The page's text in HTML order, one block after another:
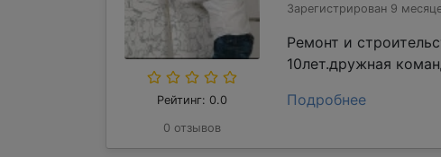
Рейтинг: 0.0
0 отзывов
Зарегистрирован 9
Ремонт и
10лет.дружная
Подробнее